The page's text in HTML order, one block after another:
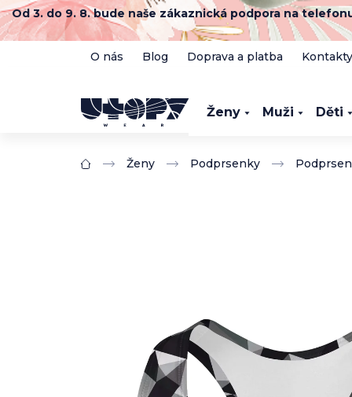
Přejít
na
obsah
Od 3. do 9. 8. bude naše zákaznická podpora na
O nás Blog Doprava a platba Kontakty
Ženy Muži Děti
Domů Ženy Podprsenky